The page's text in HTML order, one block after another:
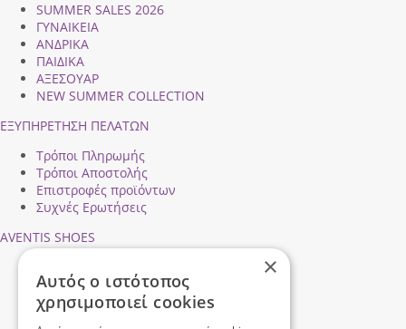
SUMMER SALES 2026
ΓΥΝΑΙΚΕΙΑ
ΑΝΔΡΙΚΑ
ΠΑΙΔΙΚΑ
ΑΞΕΣΟΥΑΡ
NEW SUMMER COLLECTION
ΕΞΥΠΗΡΕΤΗΣΗ ΠΕΛΑΤΩΝ
Τρόποι Πληρωμής
Τρόποι Αποστολής
Επιστροφές προϊόντων
Συχνές Ερωτήσεις
AVENTIS SHOES
Ασφάλεια Συναλλαγών
Προσωπικά Δεδομένα
×
Αυτός ο ιστότοπος
χρησιμοποιεί cookies